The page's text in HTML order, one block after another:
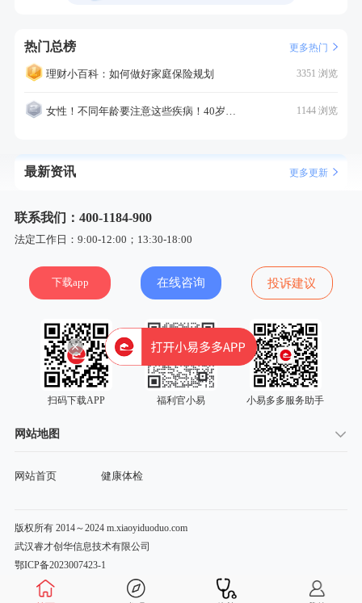
热门总榜 更多热门
理财小百科：如何做好家庭保险规划 3351 浏览
女性！不同年龄要注意这些疾病！40岁的这个疾病最需要注意！ 1144 浏览
最新资讯 更多更新
联系我们：400-1184-900
法定工作日：9:00-12:00；13:30-18:00
下载app 在线咨询 投诉建议
扫码下载APP 福利官小易 小易多多服务助手
网站地图
网站首页 健康体检
版权所有 2014～2024 m.xiaoyiduoduo.com
武汉睿才创华信息技术有限公司
鄂ICP备2023007423-1